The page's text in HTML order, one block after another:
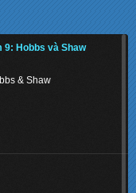
Cọp Trỗi Dậy
tuyệt mật
9: Hobbs và Shaw
& Shaw